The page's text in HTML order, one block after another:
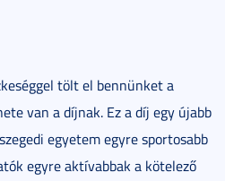
tölt el bennünket a
van a díjnak. Ez a díj egy újabb
egyetem egyre sportosabb
egyre aktívabbak a kötelező